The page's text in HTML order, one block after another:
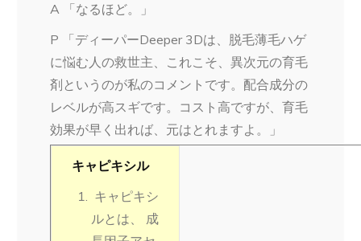
A 「なるほど。」
P 「ディーパーDeeper 3Dは、脱毛薄毛ハゲ
に悩む人の救世主、これこそ、異次元の育毛
剤というのが私のコメントです。配合成分の
レベルが高スギです。コスト高ですが、育毛
効果が早く出れば、元はとれますよ。」
キャピキシル
キャピキシ
ルとは、 成